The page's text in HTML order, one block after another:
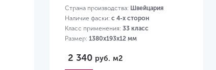
Страна производства: Швейцария
Наличие фаски: с 4-х сторон
Класс применения: 33 класс
Размер: 1380х193х12 мм
2 340 руб. м2